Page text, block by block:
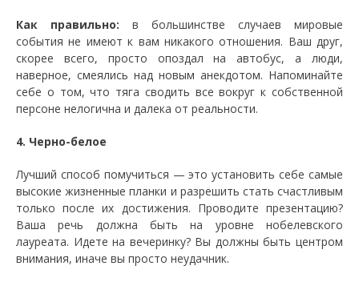
Как правильно: в большинстве случаев мировые
события не имеют к вам никакого отношения. Ваш друг,
скорее всего, просто опоздал на автобус, а люди,
наверное, смеялись над новым анекдотом. Напоминайте
себе о том, что тяга сводить все вокруг к собственной
персоне нелогична и далека от реальности.
4. Черно-белое
Лучший способ помучиться — это установить себе самые
высокие жизненные планки и разрешить стать счастливым
только после их достижения. Проводите презентацию?
Ваша речь должна быть на уровне нобелевского
лауреата. Идете на вечеринку? Вы должны быть центром
внимания, иначе вы просто неудачник.